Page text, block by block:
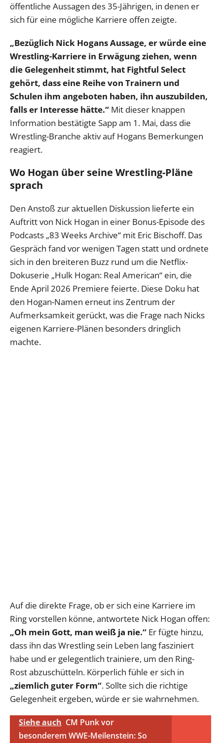
öffentliche Aussagen des 35-Jährigen, in denen er
sich für eine mögliche Karriere offen zeigte.
„Bezüglich Nick Hogans Aussage, er würde eine
Wrestling-Karriere in Erwägung ziehen, wenn
die Gelegenheit stimmt, hat Fightful Select
gehört, dass eine Reihe von Trainern und
Schulen ihm angeboten haben, ihn auszubilden,
falls er Interesse hätte.“ Mit dieser knappen
Information bestätigte Sapp am 1. Mai, dass die
Wrestling-Branche aktiv auf Hogans Bemerkungen
reagiert.
Wo Hogan über seine Wrestling-Pläne
sprach
Den Anstoß zur aktuellen Diskussion lieferte ein
Auftritt von Nick Hogan in einer Bonus-Episode des
Podcasts „83 Weeks Archive“ mit Eric Bischoff. Das
Gespräch fand vor wenigen Tagen statt und ordnete
sich in den breiteren Buzz rund um die Netflix-
Dokuserie „Hulk Hogan: Real American“ ein, die
Ende April 2026 Premiere feierte. Diese Doku hat
den Hogan-Namen erneut ins Zentrum der
Aufmerksamkeit gerückt, was die Frage nach Nicks
eigenen Karriere-Plänen besonders dringlich
machte.
Auf die direkte Frage, ob er sich eine Karriere im
Ring vorstellen könne, antwortete Nick Hogan offen:
„Oh mein Gott, man weiß ja nie.“ Er fügte hinzu,
dass ihn das Wrestling sein Leben lang fasziniert
habe und er gelegentlich trainiere, um den Ring-
Rost abzuschütteln. Körperlich fühle er sich in
„ziemlich guter Form“. Sollte sich die richtige
Gelegenheit ergeben, würde er sie wahrnehmen.
Siehe auch CM Punk vor
besonderem WWE-Meilenstein: So